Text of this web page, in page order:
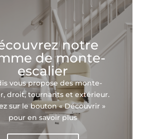
notre
de monte-
escalier
vous propose des monte-
droit, tournants et extérieur.
sur le bouton « Découvrir »
pour en savoir plus